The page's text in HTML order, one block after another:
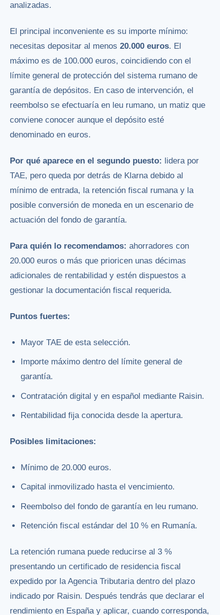
analizadas.
El principal inconveniente es su importe mínimo:
necesitas depositar al menos 20.000 euros. El
máximo es de 100.000 euros, coincidiendo con el
límite general de protección del sistema rumano de
garantía de depósitos. En caso de intervención, el
reembolso se efectuaría en leu rumano, un matiz que
conviene conocer aunque el depósito esté
denominado en euros.
Por qué aparece en el segundo puesto:
lidera por
TAE, pero queda por detrás de Klarna debido al
mínimo de entrada, la retención fiscal rumana y la
posible conversión de moneda en un escenario de
actuación del fondo de garantía.
Para quién lo recomendamos: ahorradores con
20.000 euros o más que prioricen unas décimas
adicionales de rentabilidad y estén dispuestos a
gestionar la documentación fiscal requerida.
Puntos fuertes:
Mayor TAE de esta selección.
Importe máximo dentro del límite general de
garantía.
Contratación digital y en español mediante Raisin.
Rentabilidad fija conocida desde la apertura.
Posibles limitaciones:
Mínimo de 20.000 euros.
Capital inmovilizado hasta el vencimiento.
Reembolso del fondo de garantía en leu rumano.
Retención fiscal estándar del 10 % en Rumanía.
La retención rumana puede reducirse al 3 %
presentando un certificado de residencia fiscal
expedido por la Agencia Tributaria dentro del plazo
indicado por Raisin. Después tendrás que declarar el
rendimiento en España y aplicar, cuando corresponda,